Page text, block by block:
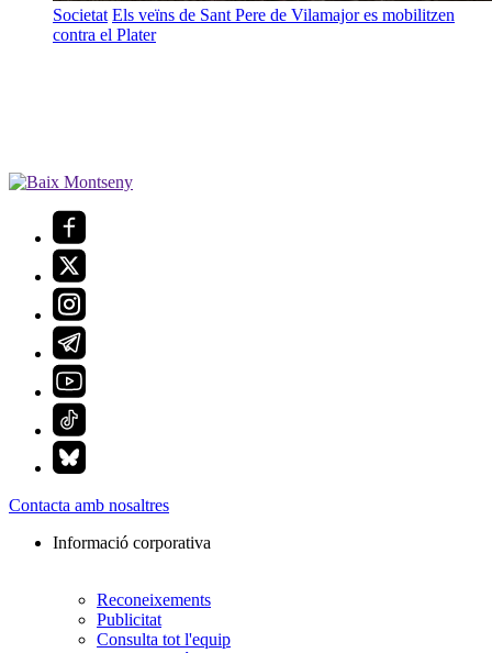
Societat Els veïns de Sant Pere de Vilamajor es mobilitzen
contra el Plater
Contacta amb nosaltres
Informació corporativa
Reconeixements
Publicitat
Consulta tot l'equip